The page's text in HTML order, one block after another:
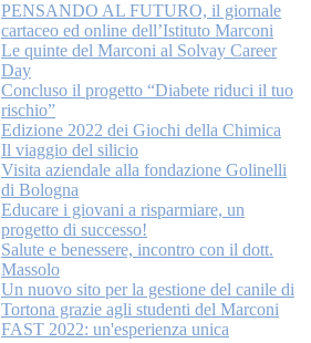
PENSANDO AL FUTURO, il giornale
cartaceo ed online dell’Istituto Marconi
Le quinte del Marconi al Solvay Career
Day
Concluso il progetto “Diabete riduci il tuo
rischio”
Edizione 2022 dei Giochi della Chimica
Il viaggio del silicio
Visita aziendale alla fondazione Golinelli
di Bologna
Educare i giovani a risparmiare, un
progetto di successo!
Salute e benessere, incontro con il dott.
Massolo
Un nuovo sito per la gestione del canile di
Tortona grazie agli studenti del Marconi
FAST 2022: un'esperienza unica